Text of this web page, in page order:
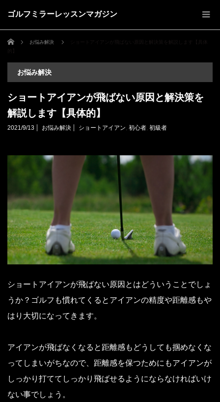
ゴルフミラーレッスンマガジン
ホーム お悩み解決
お悩み解決
ショートアイアンが飛ばない原因と解決策を
解説します【具体的】
2021/9/13 お悩み解決 ショートアイアン, 初心者, 初級者
ショートアイアンが飛ばない原因とはどういうことでしょ
うか？ゴルフも慣れてくるとアイアンの精度や距離感もや
はり大切になってきます。
アイアンが飛ばなくなると距離感もどうしても掴めなくな
ってしまいがちなので、距離感を保つためにもアイアンが
しっかり打ててしっかり飛ばせるようにならなければいけ
ない事でしょう。